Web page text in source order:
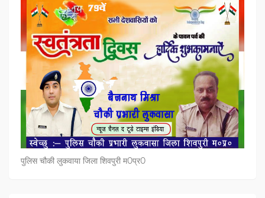
पुलिस चौकी लुकवाया जिला शिवपुरी म0प्र0